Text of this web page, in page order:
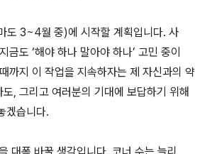
도 3~4월 중)에 시작할 계획입니다. 사
금도 ‘해야 하나 말아야 하나’ 고민 중이
까지 이 작업을 지속하자는 제 자신과의 약
, 그리고 여러분의 기대에 보답하기 위해
겠습니다.